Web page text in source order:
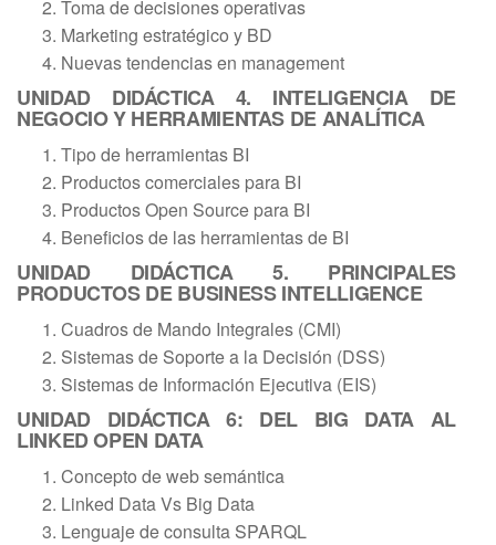
Toma de decisiones operativas
Marketing estratégico y BD
Nuevas tendencias en management
UNIDAD DIDÁCTICA 4. INTELIGENCIA DE
NEGOCIO Y HERRAMIENTAS DE ANALÍTICA
Tipo de herramientas BI
Productos comerciales para BI
Productos Open Source para BI
Beneficios de las herramientas de BI
UNIDAD DIDÁCTICA 5. PRINCIPALES
PRODUCTOS DE BUSINESS INTELLIGENCE
Cuadros de Mando Integrales (CMI)
Sistemas de Soporte a la Decisión (DSS)
Sistemas de Información Ejecutiva (EIS)
UNIDAD DIDÁCTICA 6: DEL BIG DATA AL
LINKED OPEN DATA
Concepto de web semántica
Linked Data Vs Big Data
Lenguaje de consulta SPARQL